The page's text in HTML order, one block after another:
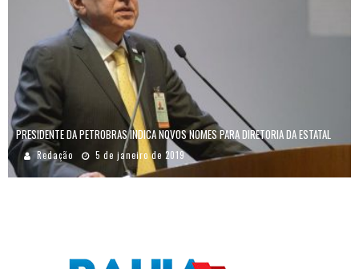
PRESIDENTE DA PETROBRAS INDICA NOVOS NOMES PARA DIRETORIA DA ESTATAL
Redação 5 de janeiro de 2019